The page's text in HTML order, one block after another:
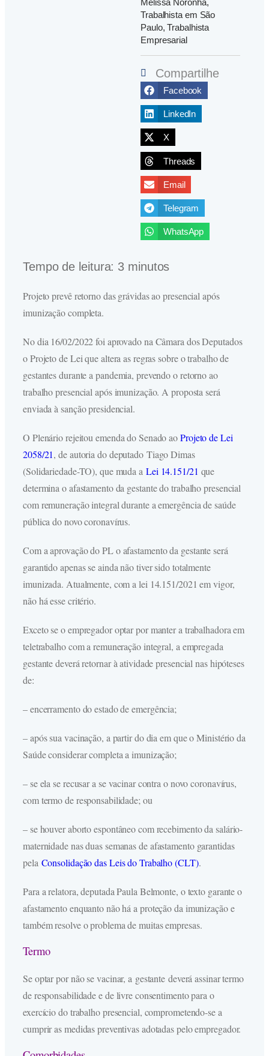
Trabalhista em São
Paulo,Trabalhista
Empresarial
Compartilhe
Facebook
LinkedIn
X
Threads
Email
Telegram
WhatsApp
Tempo de leitura: 3 minutos
Projeto prevê retorno das grávidas ao presencial após
imunização completa.
No dia 16/02/2022 foi aprovado na Câmara dos Deputados
o Projeto de Lei que altera as regras sobre o trabalho de
gestantes durante a pandemia, prevendo o retorno ao
trabalho presencial após imunização. A proposta será
enviada à sanção presidencial.
O Plenário rejeitou emenda do Senado aoProjeto de Lei
2058/21, de autoria do deputado Tiago Dimas
(Solidariedade-TO), que muda a Lei 14.151/21 que
determina o afastamento da gestante do trabalho presencial
com remuneração integral durante a emergência de saúde
pública do novo coronavírus.
Com a aprovação do PL o afastamento da gestante será
garantido apenas se ainda não tiver sido totalmente
imunizada. Atualmente, com a lei 14.151/2021 em vigor,
não há esse critério.
Exceto se o empregador optar por manter a trabalhadora em
teletrabalho com a remuneração integral, a empregada
gestante deverá retornar à atividade presencial nas hipóteses
de:
– encerramento do estado de emergência;
– após sua vacinação, a partir do dia em que o Ministério da
Saúde considerar completa a imunização;
– se ela se recusar a se vacinar contra o novo coronavírus,
com termo de responsabilidade; ou
– se houver aborto espontâneo com recebimento da salário-
maternidade nas duas semanas de afastamento garantidas
pela Consolidação das Leis do Trabalho (CLT).
Para a relatora, deputada Paula Belmonte, o texto garante o
afastamento enquanto não há a proteção da imunização e
também resolve o problema de muitas empresas.
Termo
Se optar por não se vacinar, a gestante deverá assinar termo
de responsabilidade e de livre consentimento para o
exercício do trabalho presencial, comprometendo-se a
cumprir as medidas preventivas adotadas pelo empregador.